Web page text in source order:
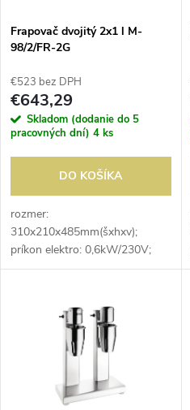
e
p
r
o
d
u
s
p
r
o
d
u
k
Frapovač dvojitý 2x1 l M-
98/2/FR-2G
€523 bez DPH
€643,29
Skladom (dodanie do 5
pracovných dní) 4 ks
DO KOŠÍKA
rozmer:
310x210x485mm(šxhxv);
príkon elektro: 0,6kW/230V;
objem: 2 x 0,9 l; počet rýchlostí:
2 nerezové nádoby